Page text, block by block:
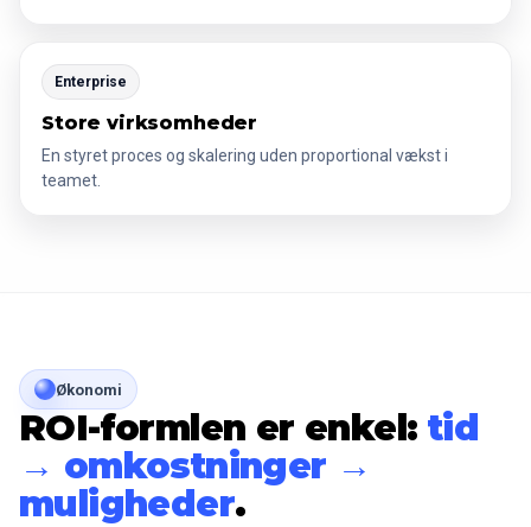
Enterprise
Store virksomheder
En styret proces og skalering uden proportional vækst i
teamet.
Økonomi
ROI-formlen er enkel: tid
→ omkostninger →
muligheder.